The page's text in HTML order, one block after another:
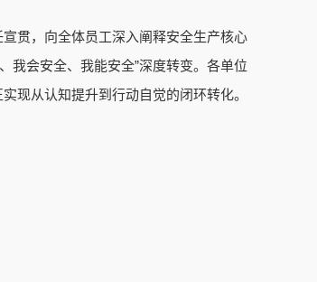
贯，向全体员工深入阐释安全生产核心
我会安全、我能安全”深度转变。各单位
现从认知提升到行动自觉的闭环转化。